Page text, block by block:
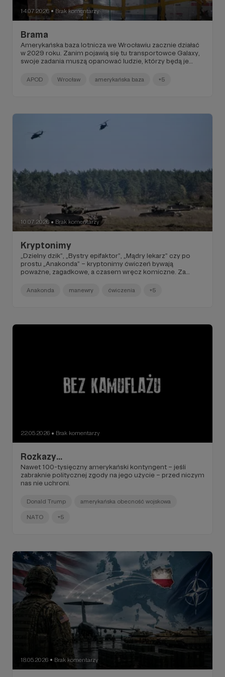
14.07.2026 ● Brak komentarzy
Brama
Amerykańska baza lotnicza we Wrocławiu zacznie działać
w 2029 roku. Zanim pojawią się tu transportowce Galaxy,
swoje zadania muszą opanować ludzie, którzy będą je
płycie, rozładowywać sprzęt.
APOD Wrocław amerykańska baza +5
10.07.2026 ● Brak komentarzy
Kryptonimy
„Dzielny dzik”, „Bystry epifaktor”, „Mądry lekarz” czy po
prostu „Anakonda” – kryptonimy ćwiczeń bywają
poważne, zagadkowe, a czasem wręcz komiczne. Za
wielostopniowy proces uzgodnień i logika, której
przeciętny obserwator zwykle nie dostrzega.
Anakonda manewry ćwiczenia +5
22.05.2026 ● Brak komentarzy
Rozkazy...
Nawet 100-tysięczny amerykański kontyngent – jeśli
zabraknie politycznej zgody na jego użycie – przed niczym
nas nie uchroni.
Donald Trump amerykańska obecność wojskowa
NATO +5
18.05.2026 ● Brak komentarzy